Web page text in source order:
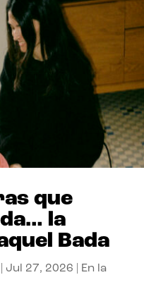
que
la
Bada
Jul 27, 2026
En la